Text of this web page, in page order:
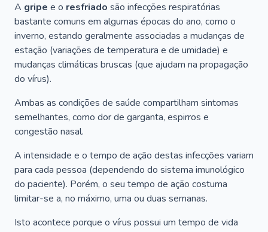
A gripe e o resfriado são infecções respiratórias
bastante comuns em algumas épocas do ano, como o
inverno, estando geralmente associadas a mudanças de
estação (variações de temperatura e de umidade) e
mudanças climáticas bruscas (que ajudam na propagação
do vírus).
Ambas as condições de saúde compartilham sintomas
semelhantes, como dor de garganta, espirros e
congestão nasal.
A intensidade e o tempo de ação destas infecções variam
para cada pessoa (dependendo do sistema imunológico
do paciente). Porém, o seu tempo de ação costuma
limitar-se a, no máximo, uma ou duas semanas.
Isto acontece porque o vírus possui um tempo de vida